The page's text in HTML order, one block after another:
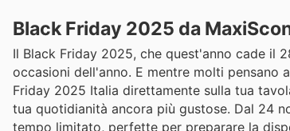
Black Friday 2025 da
Il Black Friday 2025, che quest'anno cade il
occasioni dell'anno. E mentre molti
Friday 2025 Italia direttamente sulla tua
tua quotidianità ancora più gustose. Dal 24
tempo limitato, perfette per preparare la